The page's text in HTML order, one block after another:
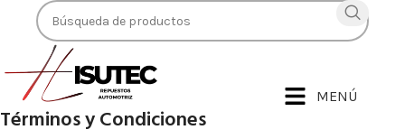
MENÚ
Términos y Condiciones